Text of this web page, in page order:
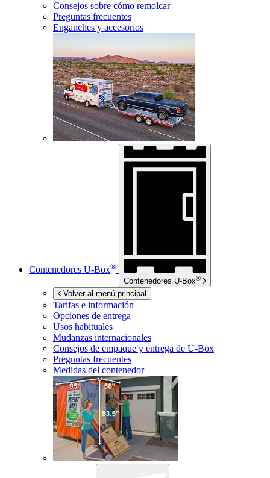
Consejos sobre cómo remolcar
Preguntas frecuentes
Enganches y accesorios
Contenedores U-Box®
Contenedores U-Box®
Volver al menú principal
Tarifas e información
Opciones de entrega
Usos habituales
Mudanzas internacionales
Consejos de empaque y entrega de U-Box
Preguntas frecuentes
Medidas del contenedor